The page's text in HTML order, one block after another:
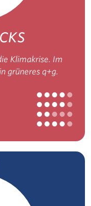
Klimakrise. Im
grüneres q+g.